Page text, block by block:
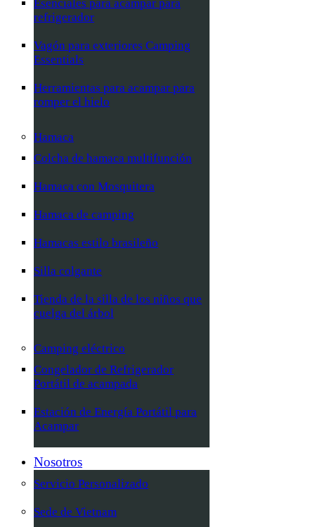
Esenciales para acampar para
refrigerador
Vagón para exteriores Camping
Essentials
Herramientas para acampar para
romper el hielo
Hamaca
Colcha de hamaca multifunción
Hamaca con Mosquitera
Hamaca de camping
Hamacas estilo brasileño
Silla colgante
Tienda de la silla de los niños que
cuelga del árbol
Camping eléctrico
Congelador de Refrigerador
Portátil de acampada
Estación de Energía Portátil para
Acampar
Nosotros
Servicio Personalizado
Sede de Vietnam